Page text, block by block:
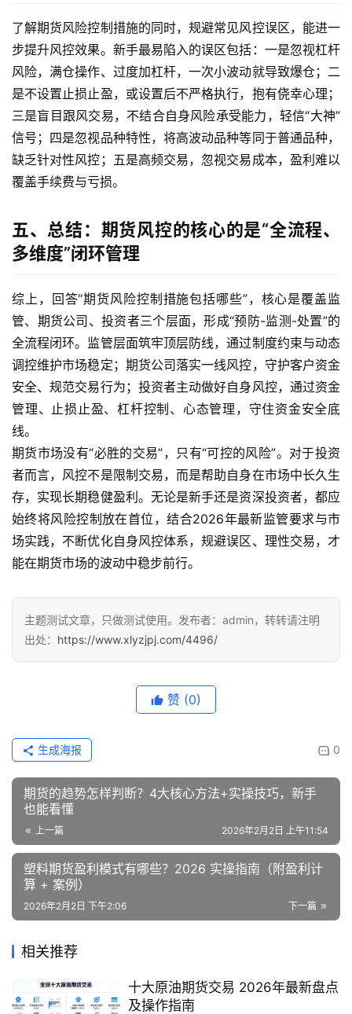
了解期货风险控制措施的同时，规避常见风控误区，能进一
步提升风控效果。新手最易陷入的误区包括：一是忽视杠杆
风险，满仓操作、过度加杠杆，一次小波动就导致爆仓；二
是不设置止损止盈，或设置后不严格执行，抱有侥幸心理；
三是盲目跟风交易，不结合自身风险承受能力，轻信“大神”
信号；四是忽视品种特性，将高波动品种等同于普通品种，
缺乏针对性风控；五是高频交易，忽视交易成本，盈利难以
覆盖手续费与亏损。
五、总结：期货风控的核心的是“全流程、
多维度”闭环管理
综上，回答“期货风险控制措施包括哪些”，核心是覆盖监
管、期货公司、投资者三个层面，形成“预防-监测-处置”的
全流程闭环。监管层面筑牢顶层防线，通过制度约束与动态
调控维护市场稳定；期货公司落实一线风控，守护客户资金
安全、规范交易行为；投资者主动做好自身风控，通过资金
管理、止损止盈、杠杆控制、心态管理，守住资金安全底
线。
期货市场没有“必胜的交易”，只有“可控的风险”。对于投资
者而言，风控不是限制交易，而是帮助自身在市场中长久生
存，实现长期稳健盈利。无论是新手还是资深投资者，都应
始终将风险控制放在首位，结合2026年最新监管要求与市
场实践，不断优化自身风控体系，规避误区、理性交易，才
能在期货市场的波动中稳步前行。
主题测试文章，只做测试使用。发布者：admin，转转请注明
出处： https://www.xlyzjpj.com/4496/
赞 (0)
0
生成海报
期货的趋势怎样判断？4大核心方法+实操技巧，新手
也能看懂
上一篇 2026年2月2日 上午11:54
塑料期货盈利模式有哪些？2026 实操指南（附盈利计
算 + 案例）
下一篇
2026年2月2日 下午2:06
相关推荐
十大原油期货交易 2026年最新盘点
及操作指南